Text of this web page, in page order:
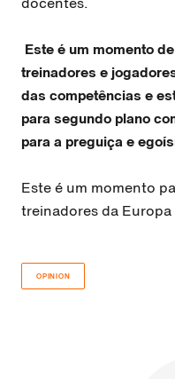
Este é um momento
treinadores e
das competências e
para segundo plano
para a preguiça e
Este é um momento
treinadores da
OPINION